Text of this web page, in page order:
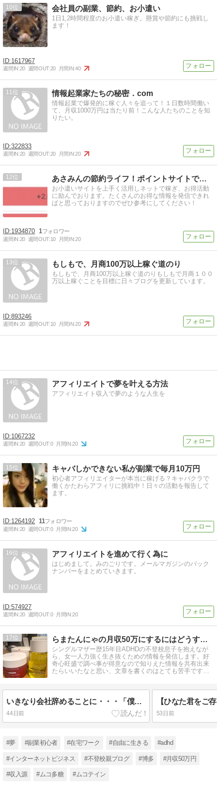
10 会社員の副業、節約、お小遣い
1日1,2時間程度のお小遣い稼ぎ。懸賞や節約にも挑戦し
ます！
1617967
週間IN:20 週間OUT:20 月間IN:40
11 情報起業家たちの秘密．com
情報起業で爆発的に稼ぐ人々を追って！１日数時間働い
て、月収1000万円は当たり前！こんな人たちのことを知
りたい。
322833
週間IN:20 週間OUT:20 月間IN:20
12 あさみんの節約ライフ！ポイントサイトで稼ぐお得大好き生活
お小遣いサイトを上手く活用しネットで稼ぎ、お得活動
に励んでおります。たくさんのお得な情報を発信できれ
ばと思っておりますのでぜひ参考にしてください！
1934870 1
週間IN:20 週間OUT:10 月間IN:20
13 もしもで、月商100万以上稼ぐ道のり
もしもで、月商100万以上稼ぐ道のりもしもで月商１００
万以上稼ぐことを目標に日々ブログを更新しています。
893246
週間IN:20 週間OUT:10 月間IN:20
14 アフィリエイトで夢を叶える方法
アフィリエイト収入で夢のような人生を
1067232
週間IN:20 週間OUT:0 月間IN:20
15 キャバしかできない私が副業で毎月10万円
初心者アフィリエイターが本当に稼げる？キャバクラで
働くかたわらアフィリに挑戦中！日々の活動を報告して
ます。
1264192 11
週間IN:20 週間OUT:0 月間IN:20
16 アフィリエイトを進めて行く為に
はじめまして。みのごりです。メールマガジンのバック
ナンバーをまとめていきます。
574927
週間IN:20 週間OUT:0 月間IN:20
17 らまたんにゃの月収50万にするにはどうするブログ
シングルマザー歴15年目ADHDの不登校息子を抱えなが
ら、女一人力強く生き抜くための情報を発信します。好
奇心旺盛で調べ事が得意なので知りえた情報を共有出来
たらいいたなと思い、文章を書くのはとても苦手ですが
いきなり会社辞めることに・・・「僕と付き合わないなら次の就職先を探すことになるね」
44日前 53日前
#夢 #副業初心者 #在宅ワーク #自由に生きる #adhd
#インターネットビジネス #不登校親ブログ #博多 #月収50万円
#収入源 #ムコ多糖 #ムコテイン